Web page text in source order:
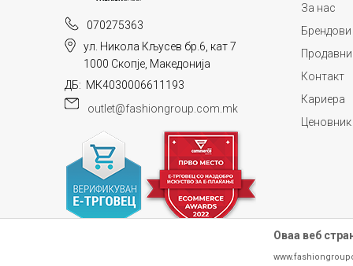
070275363
ул. Никола Кљусев бр.6, кат 7
1000 Скопје, Македонија
ДБ: МК4030006611193
outlet@fashiongroup.com.mk
За нас
Брендови
Контакт
Кариера
Ценовник
Оваа веб